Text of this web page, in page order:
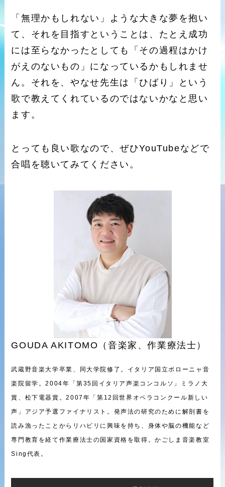
「無理かもしれない」ような大きな夢を抱い
て、それを目指すということは、たとえ成功
には至らなかったとしても「その過程はかけ
がえのないもの」になっているかもしれませ
ん。それを、やなせ先生は「ひばり」という
歌で教えてくれているのではないかなと思い
ます。
とっても良い歌なので、ぜひYouTubeなどで
合唱を聴いてみてください。
GOUDA AKITOMO（音楽家、作業療法士）
武蔵野音楽大学卒業、同大学院修了。イタリア国立ボローニャ音
楽院留学。2004年「第35回イタリア声楽コンコルソ」ミラノ大
賞、松下電器賞。2007年「第12回世界オペラコンクール新しい
声」アジア予選ファイナリスト。発声法の研究のために解剖書を
読み漁ったことからリハビリに興味を持ち、身体や脳の機能など
専門教育を経て作業療法士の国家資格を取得。かごしま音楽教室
Sing代表。